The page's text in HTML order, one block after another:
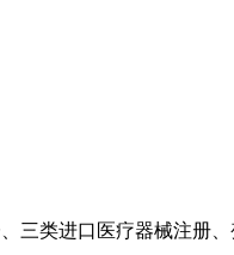
三类进口医疗器械注册